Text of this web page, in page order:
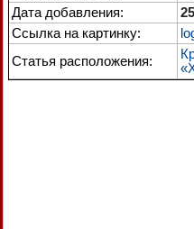
Дата добавления:
Ссылка на картинку:
Статья расположения: